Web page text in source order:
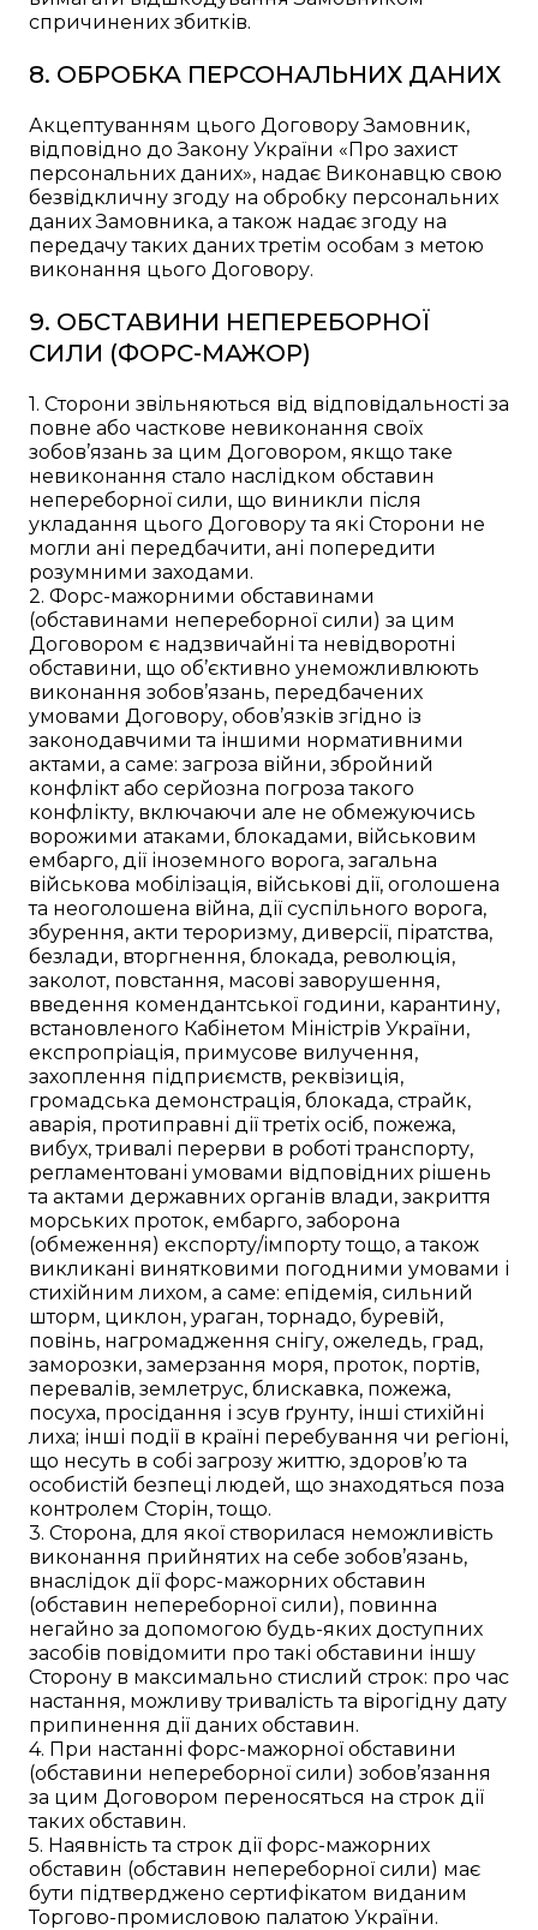
спричинених збитків.
8. ОБРОБКА ПЕРСОНАЛЬНИХ ДАНИХ
Акцептуванням цього Договору Замовник,
відповідно до Закону України «Про захист
персональних даних», надає Виконавцю свою
безвідкличну згоду на обробку персональних
даних Замовника, а також надає згоду на
передачу таких даних третім особам з метою
виконання цього Договору.
9. ОБСТАВИНИ НЕПЕРЕБОРНОЇ
СИЛИ (ФОРС-МАЖОР)
1. Сторони звільняються від відповідальності за
повне або часткове невиконання своїх
зобов’язань за цим Договором, якщо таке
невиконання стало наслідком обставин
непереборної сили, що виникли після
укладання цього Договору та які Сторони не
могли ані передбачити, ані попередити
розумними заходами.
2. Форс-мажорними обставинами
(обставинами непереборної сили) за цим
Договором є надзвичайні та невідворотні
обставини, що об’єктивно унеможливлюють
виконання зобов’язань, передбачених
умовами Договору, обов’язків згідно із
законодавчими та іншими нормативними
актами, а саме: загроза війни, збройний
конфлікт або серйозна погроза такого
конфлікту, включаючи але не обмежуючись
ворожими атаками, блокадами, військовим
ембарго, дії іноземного ворога, загальна
військова мобілізація, військові дії, оголошена
та неоголошена війна, дії суспільного ворога,
збурення, акти тероризму, диверсії, піратства,
безлади, вторгнення, блокада, революція,
заколот, повстання, масові заворушення,
введення комендантської години, карантину,
встановленого Кабінетом Міністрів України,
експропріація, примусове вилучення,
захоплення підприємств, реквізиція,
громадська демонстрація, блокада, страйк,
аварія, протиправні дії третіх осіб, пожежа,
вибух, тривалі перерви в роботі транспорту,
регламентовані умовами відповідних рішень
та актами державних органів влади, закриття
морських проток, ембарго, заборона
(обмеження) експорту/імпорту тощо, а також
викликані винятковими погодними умовами і
стихійним лихом, а саме: епідемія, сильний
шторм, циклон, ураган, торнадо, буревій,
повінь, нагромадження снігу, ожеледь, град,
заморозки, замерзання моря, проток, портів,
перевалів, землетрус, блискавка, пожежа,
посуха, просідання і зсув ґрунту, інші стихійні
лиха; інші події в країні перебування чи регіоні,
що несуть в собі загрозу життю, здоров’ю та
особистій безпеці людей, що знаходяться поза
контролем Сторін, тощо.
3. Сторона, для якої створилася неможливість
виконання прийнятих на себе зобов’язань,
внаслідок дії форс-мажорних обставин
(обставин непереборної сили), повинна
негайно за допомогою будь-яких доступних
засобів повідомити про такі обставини іншу
Сторону в максимально стислий строк: про час
настання, можливу тривалість та вірогідну дату
припинення дії даних обставин.
4. При настанні форс-мажорної обставини
(обставини непереборної сили) зобов’язання
за цим Договором переносяться на строк дії
таких обставин.
5. Наявність та строк дії форс-мажорних
обставин (обставин непереборної сили) має
бути підтверджено сертифікатом виданим
Торгово-промисловою палатою України.